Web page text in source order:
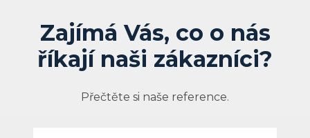
Zajímá Vás, co o nás
říkají naši zákazníci?
Přečtěte si naše reference.